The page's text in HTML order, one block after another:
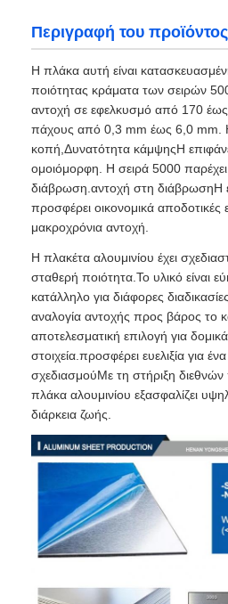
Προϊόντα
Σχετικά με εμάς
Περιγραφή του
Η πλάκα αυτή είναι
ποιότητας κράματα των σειρών
αντοχή σε εφελκυσμό από 170 έως
πάχους από 0,3 mm έως 6,0 mm.
κοπή,Δυνατότητα κάμψηςΗ
ομοιόμορφη. Η σειρά 5000 παρέχει
διάβρωση.αντοχή στη διάβρωσηΗ
προσφέρει οικονομικά αποδοτικές
μακροχρόνια αντοχή.
Η πλακέτα αλουμινίου έχει
σταθερή ποιότητα.Το υλικό είναι
κατάλληλο για διάφορες
αναλογία αντοχής προς βάρος το
αποτελεσματική επιλογή για
στοιχεία.προσφέρει ευελιξία για
σχεδιασμούΜε τη στήριξη
πλάκα αλουμινίου εξασφαλίζει
διάρκεια ζωής.